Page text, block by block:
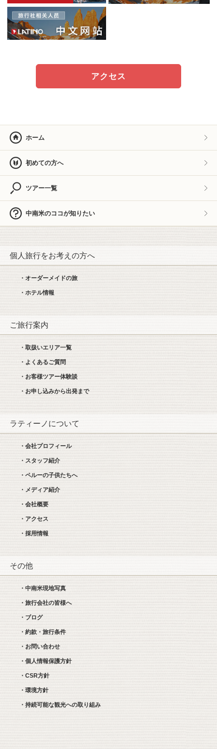
アクセス
ホーム
初めての方へ
ツアー一覧
中南米のココが知りたい
個人旅行をお考えの方へ
・オーダーメイドの旅
・ホテル情報
ご旅行案内
・取扱いエリア一覧
・よくあるご質問
・お客様ツアー体験談
・お申し込みから出発まで
ラティーノについて
・会社プロフィール
・スタッフ紹介
・ペルーの子供たちへ
・メディア紹介
・会社概要
・アクセス
・採用情報
その他
・中南米現地写真
・旅行会社の皆様へ
・ブログ
・約款・旅行条件
・お問い合わせ
・個人情報保護方針
・CSR方針
・環境方針
・持続可能な観光への取り組み